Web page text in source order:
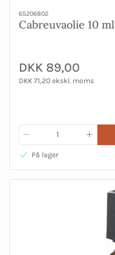
65206802
Cabreuvaolie 10 ml
DKK 89,00
DKK 71,20 ekskl. moms
På lager